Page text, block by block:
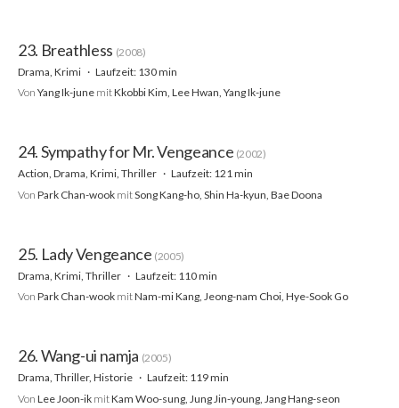
23. Breathless (2008)
Drama, Krimi
Laufzeit: 130 min
Von Yang Ik-june mitKkobbi Kim, Lee Hwan, Yang Ik-june
24. Sympathy for Mr. Vengeance (2002)
Action, Drama, Krimi, Thriller
Laufzeit: 121 min
Von Park Chan-wook mitSong Kang-ho, Shin Ha-kyun, Bae Doona
25. Lady Vengeance (2005)
Drama, Krimi, Thriller
Laufzeit: 110 min
Von Park Chan-wook mitNam-mi Kang, Jeong-nam Choi, Hye-Sook Go
26. Wang-ui namja (2005)
Drama, Thriller, Historie
Laufzeit: 119 min
Von Lee Joon-ik mitKam Woo-sung, Jung Jin-young, Jang Hang-seon